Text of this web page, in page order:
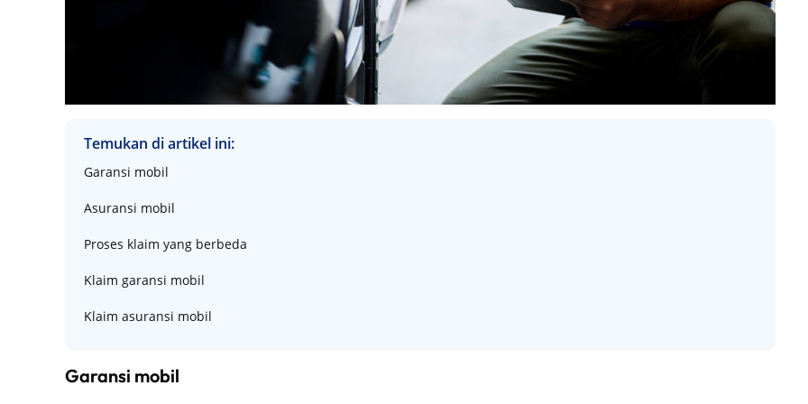
Temukan di artikel ini:
Garansi mobil
Asuransi mobil
Proses klaim yang berbeda
Klaim garansi mobil
Klaim asuransi mobil
Garansi mobil